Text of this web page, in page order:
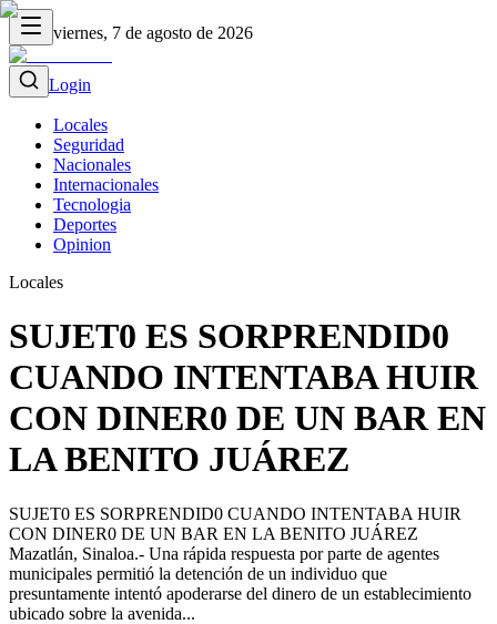
viernes, 7 de agosto de 2026
Login
Locales
Seguridad
Nacionales
Internacionales
Tecnologia
Deportes
Opinion
Locales
SUJET0 ES SORPRENDID0
CUANDO INTENTABA HUIR
CON DINER0 DE UN BAR EN
LA BENITO JUÁREZ
SUJET0 ES SORPRENDID0 CUANDO INTENTABA HUIR
CON DINER0 DE UN BAR EN LA BENITO JUÁREZ
Mazatlán, Sinaloa.- Una rápida respuesta por parte de agentes
municipales permitió la detención de un individuo que
presuntamente intentó apoderarse del dinero de un establecimiento
ubicado sobre la avenida...